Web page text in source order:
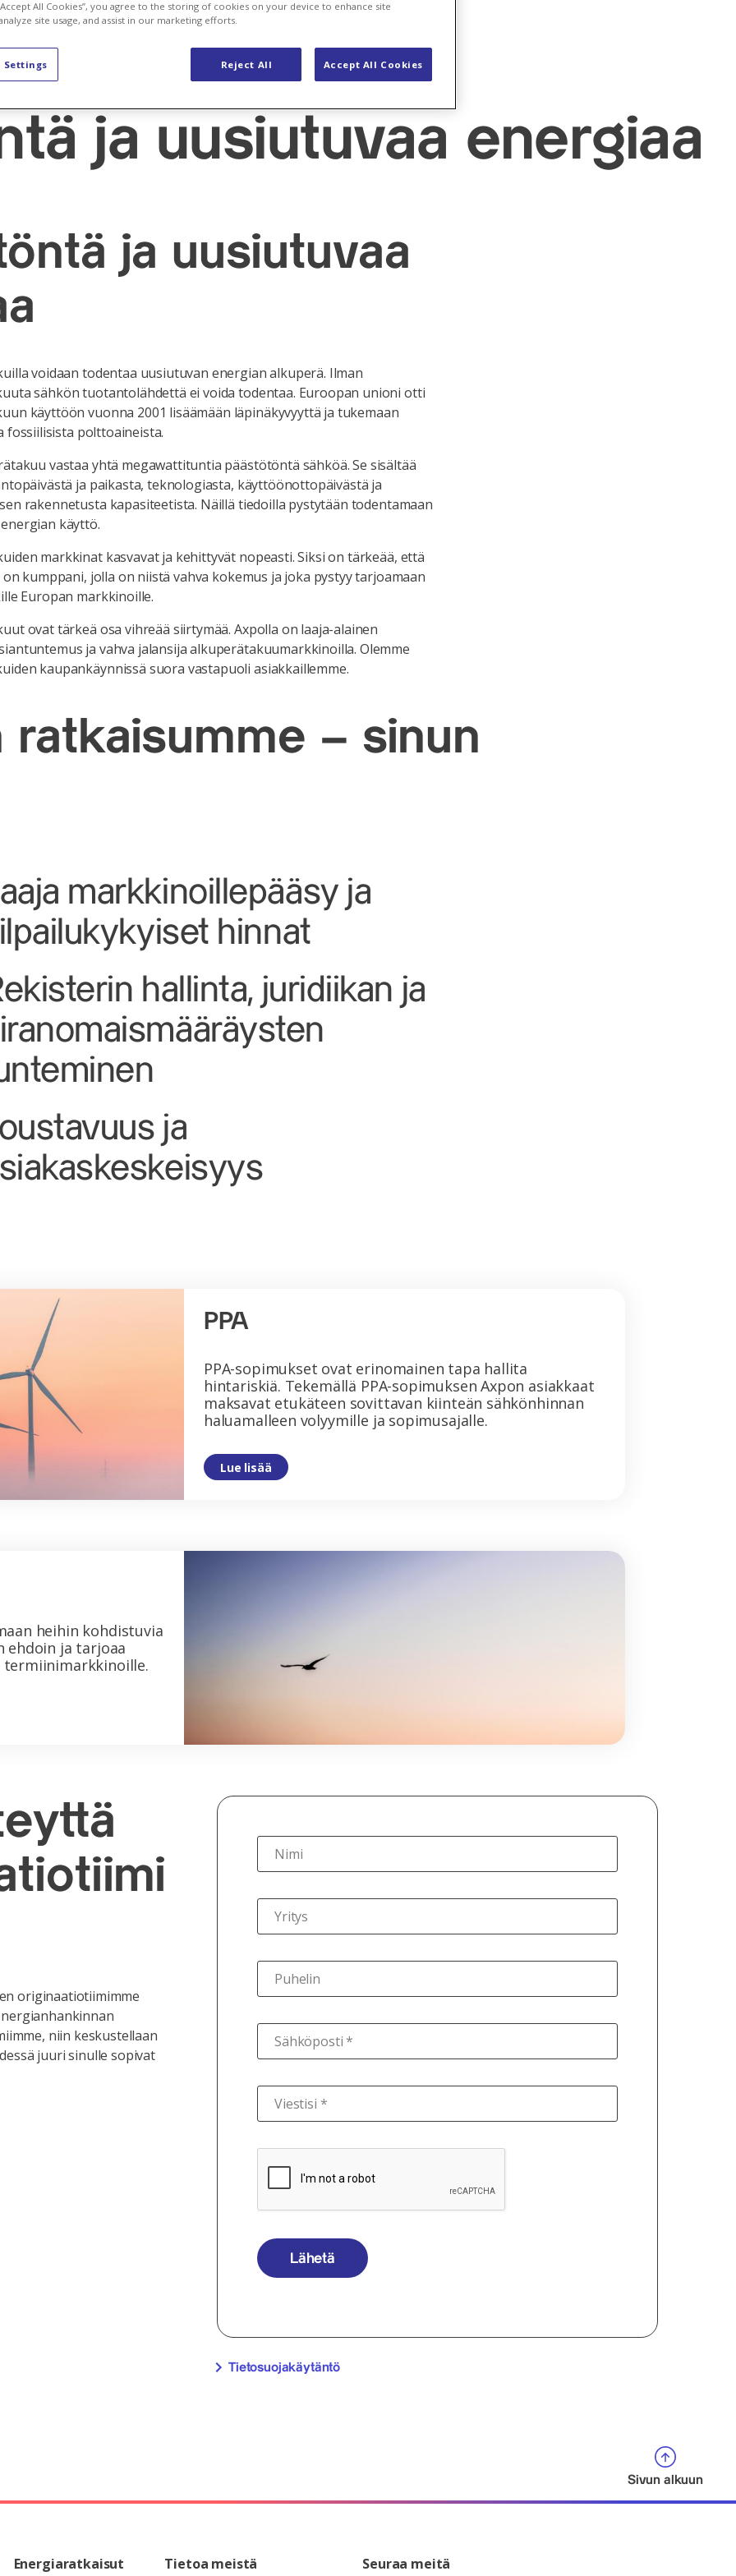
ja uusiutuvaa energiaa
ja uusiutuvaa
voidaan todentaa uusiutuvan energian alkuperä. Ilman
sähkön tuotantolähdettä ei voida todentaa. Euroopan unioni otti
käyttöön vuonna 2001 lisäämään läpinäkyvyyttä ja tukemaan
fossiilisista polttoaineista.
vastaa yhtä megawattituntia päästötöntä sähköä. Se sisältää
ja paikasta, teknologiasta, käyttöönottopäivästä ja
rakennetusta kapasiteetista. Näillä tiedoilla pystytään todentamaan
käyttö.
markkinat kasvavat ja kehittyvät nopeasti. Siksi on tärkeää, että
kumppani, jolla on niistä vahva kokemus ja joka pystyy tarjoamaan
Europan markkinoille.
ovat tärkeä osa vihreää siirtymää. Axpolla on laaja-alainen
ja vahva jalansija alkuperätakuumarkkinoilla. Olemme
kaupankäynnissä suora vastapuoli asiakkaillemme.
ratkaisumme – sinun
markkinoillepääsy ja
hinnat
hallinta, juridiikan ja
ja
PPA
PPA-sopimukset ovat erinomainen tapa hallita
hintariskiä. Tekemällä PPA-sopimuksen Axpon asiakkaat
maksavat etukäteen sovittavan kiinteän sähkönhinnan
haluamalleen volyymille ja sopimusajalle.
Lue lisää
heihin kohdistuvia
ehdoin ja tarjoaa
originaatiotiimimme
niin keskustellaan
juuri sinulle sopivat
Nimi
Yritys
Puhelin
Sähköposti *
Viestisi *
Lähetä
Tietosuojakäytäntö
Sivun alkuun
Energiaratkaisut Tietoa meistä Seuraa meitä
All Cookies”, you agree to the storing of cookies on your device to enhance site
site usage, and assist in our marketing efforts.
Reject All Accept All Cookies
Settings